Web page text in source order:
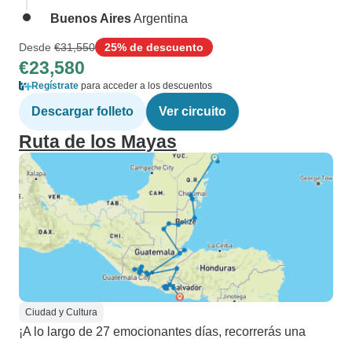
Buenos AiresArgentina
Desde €31,550 25% de descuento
€23,580
Regístrate para acceder a los descuentos
Descargar folleto Ver circuito
Ruta de los Mayas
Ciudad y Cultura
¡A lo largo de 27 emocionantes días, recorrerás una